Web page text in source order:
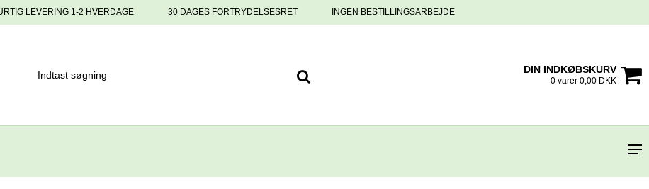
LEVERING 1-2 HVERDAGE 30 DAGES FORTRYDELSESRET INGEN BESTILLINGSARBEJDE
DIN INDKØBSKURV
0 varer 0,00 DKK